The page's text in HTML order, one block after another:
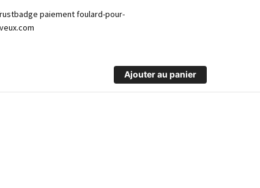
Ajouter au panier